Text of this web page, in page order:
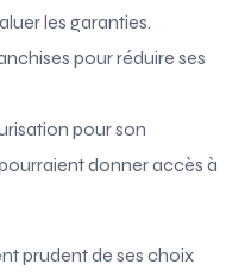
les garanties.
pour réduire ses
pour son
donner accès à
prudent de ses choix